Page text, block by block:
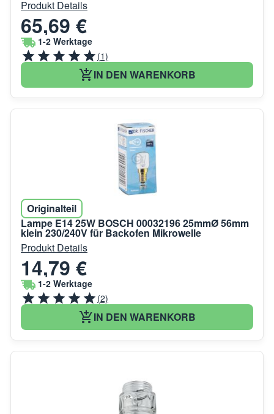
Produkt Details
65,69 €
1-2 Werktage
(1)
IN DEN WARENKORB
Originalteil
Lampe E14 25W BOSCH 00032196 25mmØ 56mm
klein 230/240V für Backofen Mikrowelle
Produkt Details
14,79 €
1-2 Werktage
(2)
IN DEN WARENKORB